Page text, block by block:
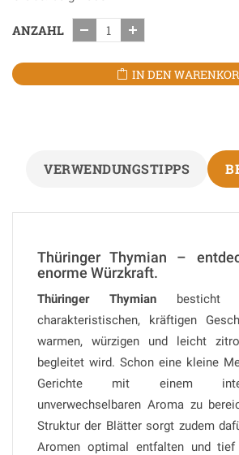
ANZAHL
IN DEN
VERWENDUNGSTIPPS
Thüringer Thymian –
enorme Würzkraft.
Thüringer Thymianbesticht
charakteristischen, kräftigen
warmen, würzigen und leicht
begleitet wird. Schon eine kleine
Gerichte mit einem
unverwechselbaren Aroma zu
Struktur der Blätter sorgt zudem
Aromen optimal entfalten und